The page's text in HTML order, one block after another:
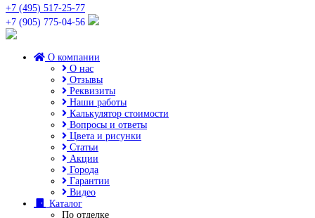
+7 (495) 517-25-77
+7 (905) 775-04-56
О компании
О нас
Отзывы
Реквизиты
Наши работы
Калькулятор стоимости
Вопросы и ответы
Цвета и рисунки
Статьи
Акции
Города
Гарантии
Видео
Каталог
По отделке